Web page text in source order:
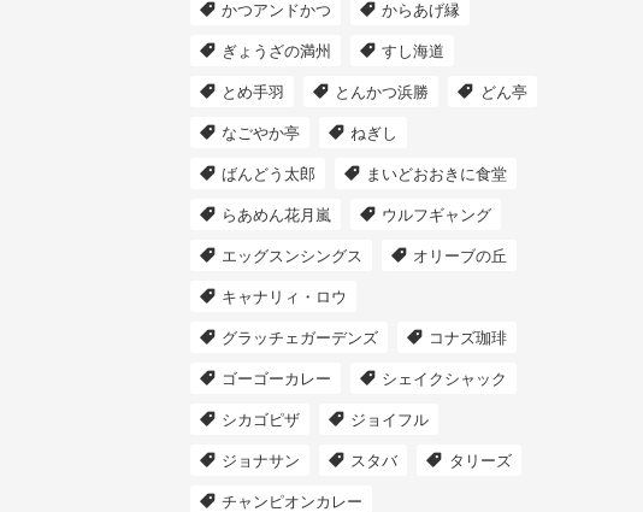
かつアンドかつ からあげ縁
ぎょうざの満州 すし海道
とめ手羽 とんかつ浜勝 どん亭
なごやか亭 ねぎし
ばんどう太郎 まいどおおきに食堂
らあめん花月嵐 ウルフギャング
エッグスンシングス オリーブの丘
キャナリィ・ロウ
グラッチェガーデンズ コナズ珈琲
ゴーゴーカレー シェイクシャック
シカゴピザ ジョイフル
ジョナサン スタバ タリーズ
チャンピオンカレー